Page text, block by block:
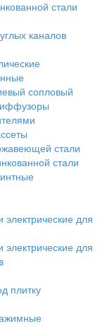
стали
каналов
сопловый
стали
стали
для
для
плитку